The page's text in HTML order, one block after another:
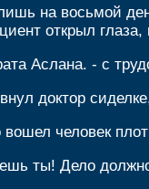
на восьмой
открыл глаза,
Аслана. - с
доктор
человек
ты! Дело